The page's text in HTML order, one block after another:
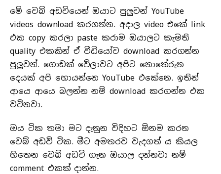
මේ වෙබ් අඩවියෙන් ඔයාට පුලුවන් YouTube
videos download කරගන්න. අදාල video එකේ link
එක copy කරලා paste කරාම ඔයාලට කැමති
quality එකකින් ඒ වීඩියෝව download කරගන්න
පුලුවන්. ගොඩක් වේලාවට අපිට නොතේරුන
දෙයක් අපි හොයන්නෙ YouTube එකේනෙ. ඉතින්
ආයෙ ආයෙ බලන්න නම් download කරගන්න එක
වටිනවා.
ඔය ටික තමා මට දැනුන විදිහට ඕනම කරන
වෙබ් අඩවි ටික. මීට අමතරව වැදගත්‍ ය කියල
හිතෙන වෙබ් අඩවි ගැන ඔයාල දන්නවා නම්
comment එකක් දාන්න.